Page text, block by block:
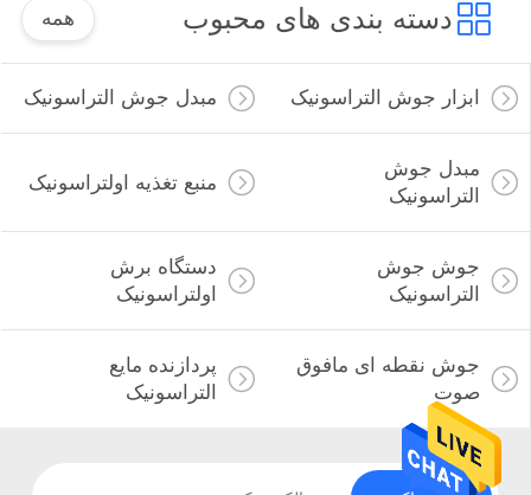
دسته بندی های محبوب همه
ابزار جوش التراسونیک مبدل جوش التراسونیک
مبدل جوش
التراسونیک
منبع تغذیه اولتراسونیک
جوش جوش
التراسونیک
دستگاه برش
اولتراسونیک
جوش نقطه ای مافوق
صوت
پردازنده مایع
التراسونیک